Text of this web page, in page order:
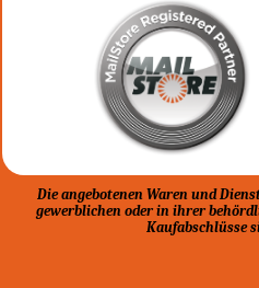
Die angebotenen Waren und
gewerblichen oder in ihrer
Kaufabschlüsse